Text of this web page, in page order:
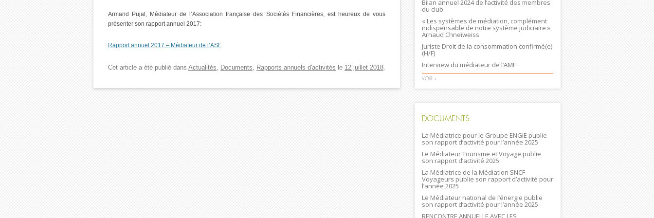
Armand Pujal, Médiateur de l’Association française des Sociétés Financières, est heureux de vous
présenter son rapport annuel 2017:
Rapport annuel 2017 – Médiateur de l’ASF
Cet article a été publié dans Actualités, Documents, Rapports annuels d'activités le 12 juillet 2018.
Bilan annuel 2024 de l’activité des membres
du club
« Les systèmes de médiation, complément
indispensable de notre système judiciaire »
Arnaud Chneiweiss
Juriste Droit de la consommation confirmé(e)
(H/F)
Interview du médiateur de l’AMF
VOIR +
DOCUMENTS
La Médiatrice pour le Groupe ENGIE publie
son rapport d’activité pour l’année 2025
Le Médiateur Tourisme et Voyage publie
son rapport d’activité 2025
La Médiatrice de la Médiation SNCF
Voyageurs publie son rapport d’activité pour
l’année 2025
Le Médiateur national de l’énergie publie
son rapport d’activité pour l’année 2025
RENCONTRE ANNUELLE AVEC LES